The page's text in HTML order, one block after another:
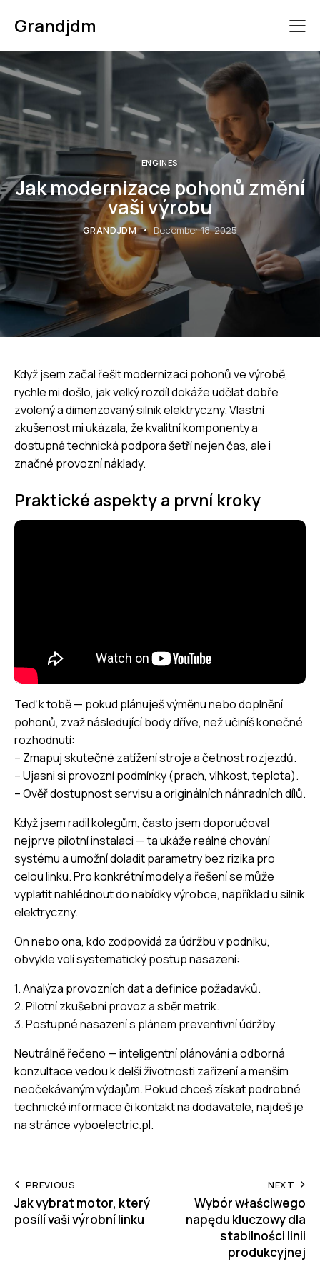
Grandjdm
ENGINES
Jak modernizace pohonů změní
vaši výrobu
GRANDJDM December 18, 2025
Když jsem začal řešit modernizaci pohonů ve výrobě,
rychle mi došlo, jak velký rozdíl dokáže udělat dobře
zvolený a dimenzovanýsilnik elektryczny. Vlastní
zkušenost mi ukázala, že kvalitní komponenty a
dostupná technická podpora šetří nejen čas, ale i
značné provozní náklady.
Praktické aspekty a první kroky
Teď k tobě — pokud plánuješ výměnu nebo doplnění
pohonů, zvaž následující body dříve, než učiníš konečné
rozhodnutí:
– Zmapuj skutečné zatížení stroje a četnost rozjezdů.
– Ujasni si provozní podmínky (prach, vlhkost, teplota).
– Ověř dostupnost servisu a originálních náhradních dílů.
Když jsem radil kolegům, často jsem doporučoval
nejprve pilotní instalaci — ta ukáže reálné chování
systému a umožní doladit parametry bez rizika pro
celou linku. Pro konkrétní modely a řešení se může
vyplatit nahlédnout do nabídky výrobce, například usilnik
elektryczny.
On nebo ona, kdo zodpovídá za údržbu v podniku,
obvykle volí systematický postup nasazení:
1. Analýza provozních dat a definice požadavků.
2. Pilotní zkušební provoz a sběr metrik.
3. Postupné nasazení s plánem preventivní údržby.
Neutrálně řečeno — inteligentní plánování a odborná
konzultace vedou k delší životnosti zařízení a menším
neočekávaným výdajům. Pokud chceš získat podrobné
technické informace či kontakt na dodavatele, najdeš je
na stráncevyboelectric.pl.
Post
navigation
PREVIOUS
Jak vybrat motor, který
posílí vaši výrobní linku
NEXT
Wybór właściwego
napędu kluczowy dla
stabilności linii
produkcyjnej